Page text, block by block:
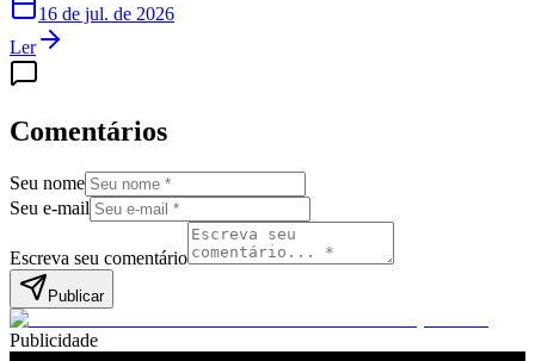
16 de jul. de 2026
Ler
Comentários
Seu nome
Seu e-mail
Escreva seu comentário
Publicar
Publicidade